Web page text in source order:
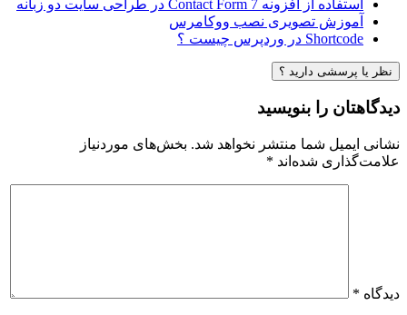
استفاده از افزونه Contact Form 7 در طراحی سایت دو زبانه
آموزش تصویری نصب ووکامرس
Shortcode در وردپرس چیست ؟
نظر یا پرسشی دارید ؟
دیدگاهتان را بنویسید
نشانی ایمیل شما منتشر نخواهد شد. بخش‌های موردنیاز
علامت‌گذاری شده‌اند *
دیدگاه *